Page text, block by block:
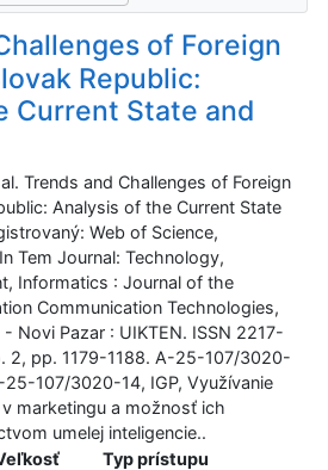
of Foreign
Republic:
Current State and
Trends and Challenges of Foreign
Analysis of the Current State
Web of Science,
Tem Journal: Technology,
Informatics : Journal of the
Communication Technologies,
Novi Pazar : UIKTEN. ISSN 2217-
2, pp. 1179-1188. A-25-107/3020-
25-107/3020-14, IGP, Využívanie
marketingu a možnosť ich
umelej inteligencie..
Typ prístupu